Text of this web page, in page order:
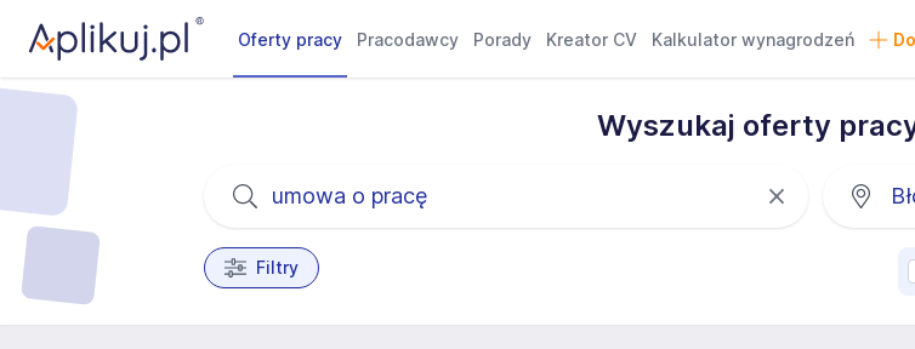
Oferty pracy Pracodawcy Porady Kreator CV Kalkulator wynagrodzeń
Wyszukaj oferty
Filtry